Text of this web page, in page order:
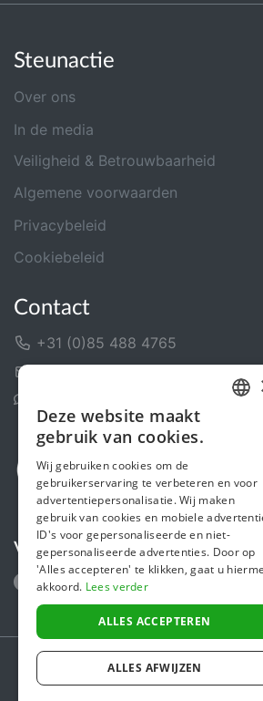
Steunactie
Over ons
In de media
Veiligheid & Betrouwbaarheid
Algemene voorwaarden
Privacybeleid
Cookiebeleid
Contact
+31 (0)85 488 4765
Volg ons
Secure payments powered
Deze website maakt
gebruik van cookies.
Wij gebruiken cookies om de
gebruikerservaring te verbeteren en voor
advertentiepersonalisatie. Wij maken
gebruik van cookies en mobiele
ID's voor gepersonaliseerde en niet-
gepersonaliseerde advertenties. Door op
'Alles accepteren' te klikken, gaat u
akkoord. Lees verder
ALLES ACCEPTEREN
ALLES AFWIJZEN